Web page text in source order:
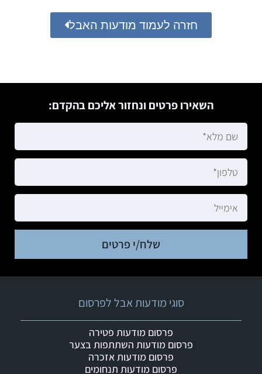
חזרה לעמוד מודעות האבל
השאירו פרטים ונחזור אליכם בהקדם:
שלח/י פרטים
סוגי מודעות אבל לפרסום
פרסום מודעות פטירה
פרסום מודעות השתתפות בצער
פרסום מודעות אזכרה
פרסום מודעות תנחומים